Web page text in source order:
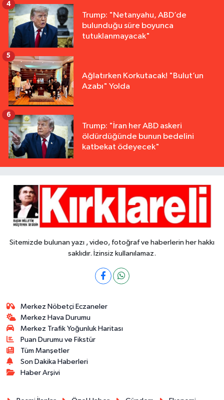
Trump: "Netanyahu, ABD’de
bulunduğu süre boyunca
tutuklanmayacak"
4
Ağlatırken Korkutacak! "Bulut’un
Azabı" Yolda
5
Trump: "İran her ABD askeri
öldürdüğünde bunun bedelini
katbekat ödeyecek"
6
Sitemizde bulunan yazı , video, fotoğraf ve haberlerin her hakkı
saklıdır. İzinsiz kullanılamaz.
Merkez Nöbetçi Eczaneler
Merkez Hava Durumu
Merkez Trafik Yoğunluk Haritası
Puan Durumu ve Fikstür
Tüm Manşetler
Son Dakika Haberleri
Haber Arşivi